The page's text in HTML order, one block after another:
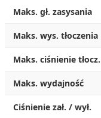
Maks. gł. zasysania
Maks. wys. tłoczenia
Maks. ciśnienie tłocz.
Maks. wydajność
Ciśnienie zał. / wył.